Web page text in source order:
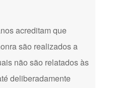
acreditam que
são realizados a
não são relatados às
deliberadamente